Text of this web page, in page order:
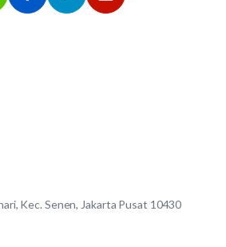
Kec. Senen, Jakarta Pusat 10430